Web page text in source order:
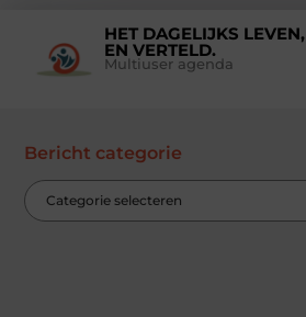
HET DAGELIJKS LEVEN,
EN VERTELD.
Multiuser agenda
Bericht categorie